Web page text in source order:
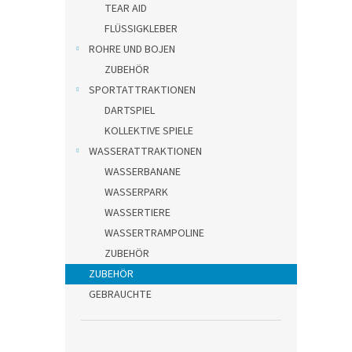
TEAR AID
FLÜSSIGKLEBER
ROHRE UND BOJEN
ZUBEHÖR
SPORTATTRAKTIONEN
DARTSPIEL
KOLLEKTIVE SPIELE
WASSERATTRAKTIONEN
WASSERBANANE
WASSERPARK
WASSERTIERE
WASSERTRAMPOLINE
ZUBEHÖR
ZUBEHÖR
GEBRAUCHTE